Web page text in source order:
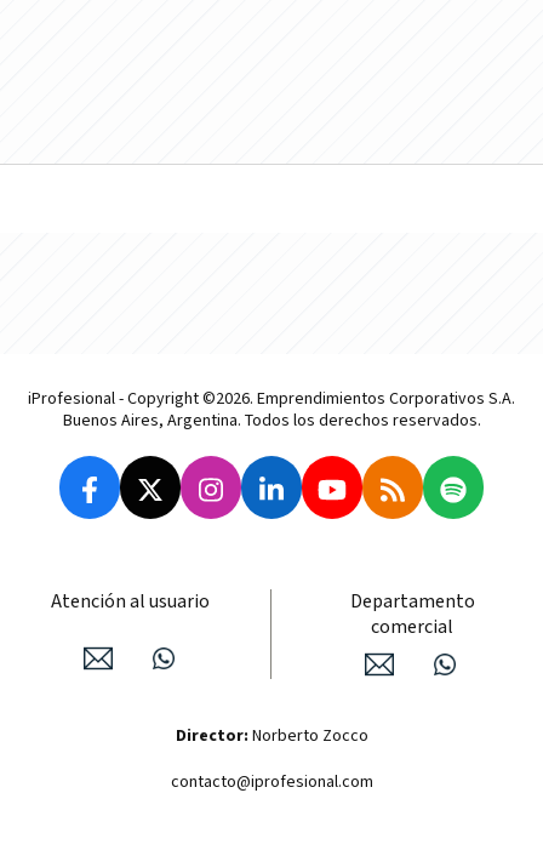
iProfesional - Copyright ©2026. Emprendimientos Corporativos S.A.
Buenos Aires, Argentina. Todos los derechos reservados.
Atención al usuario
Departamento
comercial
Director: Norberto Zocco
contacto@iprofesional.com